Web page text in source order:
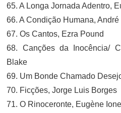
65. A Longa Jornada Adentro,
66. A Condição Humana,
67. Os Cantos, Ezra Pound
68. Canções da Inocência/
Blake
69. Um Bonde Chamado
70. Ficções, Jorge Luis Borges
71. O Rinoceronte, Eugène